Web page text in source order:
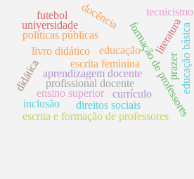
políticas públicas f
o
r
m
a
ç
ã
o
d
e
p
r
o
f
e
s
s
o
r
e
s
profissional docente
aprendizagem docente
escrita e formação de professores
literatura
escrita feminina
ensino superior
tecnicismo
educação
docência
direitos sociais
livro didático
currículo educação básica
universidade
didática prazer
futebol
inclusão